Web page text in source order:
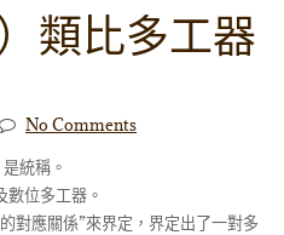
類比多工器
No Comments
統稱。
位多工器。
對應關係”來界定，界定出了一對多